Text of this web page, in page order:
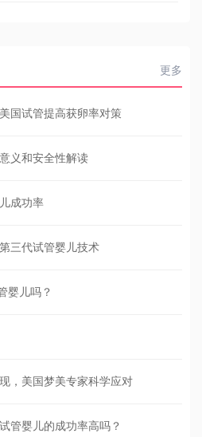
更多
国试管提高获卵率对策
义和安全性解读
成功率
三代试管婴儿技术
婴儿吗？
，美国梦美专家科学应对
管婴儿的成功率高吗？